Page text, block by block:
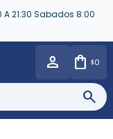
A 21:30 Sabados 8:00
$0